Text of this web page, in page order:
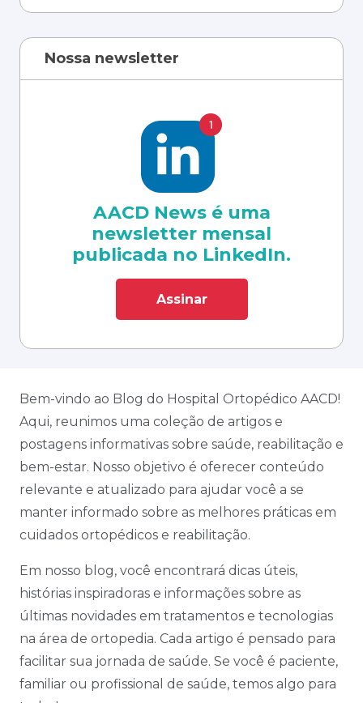
Nossa newsletter
AACD News é uma
newsletter mensal
publicada no LinkedIn.
Assinar
Bem-vindo ao Blog do Hospital Ortopédico AACD!
Aqui, reunimos uma coleção de artigos e
postagens informativas sobre saúde, reabilitação e
bem-estar. Nosso objetivo é oferecer conteúdo
relevante e atualizado para ajudar você a se
manter informado sobre as melhores práticas em
cuidados ortopédicos e reabilitação.
Em nosso blog, você encontrará dicas úteis,
histórias inspiradoras e informações sobre as
últimas novidades em tratamentos e tecnologias
na área de ortopedia. Cada artigo é pensado para
facilitar sua jornada de saúde. Se você é paciente,
familiar ou profissional de saúde, temos algo para